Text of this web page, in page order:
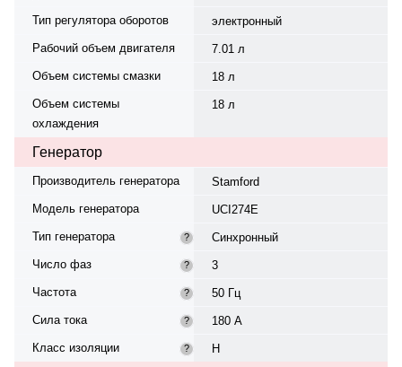
Тип регулятора оборотов
электронный
Рабочий объем двигателя
7.01 л
Объем системы смазки
18 л
Объем системы
охлаждения
18 л
Генератор
Производитель генератора
Stamford
Модель генератора
UCI274E
Тип генератора
?
Синхронный
Число фаз
?
3
Частота
?
50 Гц
Сила тока
?
180 А
Класс изоляции
? H